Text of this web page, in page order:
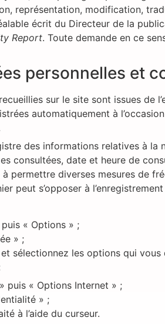
représentation, modification,
écrit du Directeur de la
Report. Toute demande en ce
personnelles et
sur le site sont issues de
automatiquement à
des informations relatives à
consultées, date et heure de
permettre diverses mesures de
peut s’opposer à
« Options » ;
» ;
sélectionnez les options qui vous
puis « Options Internet » ;
» ;
à l’aide du curseur.